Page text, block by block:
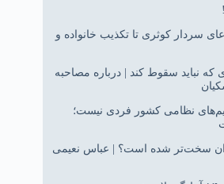
سردار کوثری تا تکذیب خانواده و
نباید سقوط کند | درباره مصاحبه
نظامی کشور فردی نیست؛
سخت‌تر شده است؟ | عباس نعیمی